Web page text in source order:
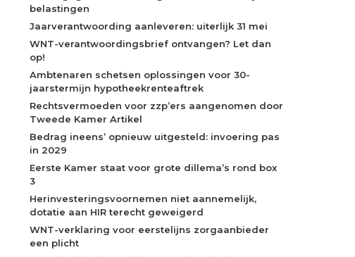
belastingen
Jaarverantwoording aanleveren: uiterlijk 31 mei
WNT-verantwoordingsbrief ontvangen? Let dan
op!
Ambtenaren schetsen oplossingen voor 30-
jaarstermijn hypotheekrenteaftrek
Rechtsvermoeden voor zzp’ers aangenomen door
Tweede Kamer Artikel
Bedrag ineens’ opnieuw uitgesteld: invoering pas
in 2029
Eerste Kamer staat voor grote dillema’s rond box
3
Herinvesteringsvoornemen niet aannemelijk,
dotatie aan HIR terecht geweigerd
WNT-verklaring voor eerstelijns zorgaanbieder
een plicht